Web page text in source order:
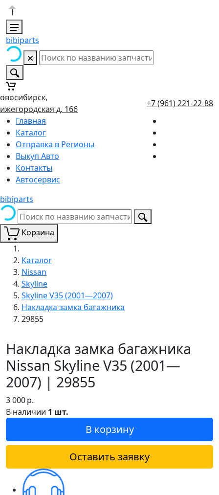
bibiparts
д. 166
+7 (961) 221-22-88
Главная
Каталог
Отправка в Регионы
Выкуп Авто
Контакты
Автосервис
bibiparts
Корзина
Каталог
Nissan
Skyline
Skyline V35 (2001—2007)
Накладка замка багажника
29855
Накладка замка багажника
Nissan Skyline V35 (2001—
2007) | 29855
3 000р.
В наличии 1 шт.
В корзину
Оставить заявку